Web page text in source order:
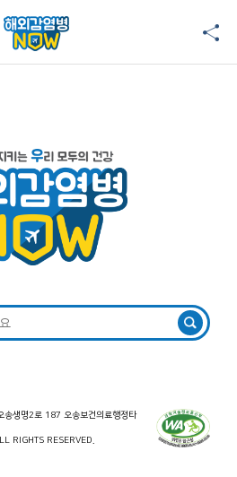
생명2로 187 오송보건의료행정타
RIGHTS RESERVED.